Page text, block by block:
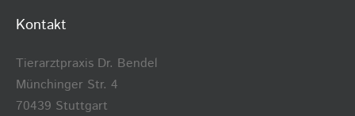
Kontakt
Tierarztpraxis Dr. Bendel
Münchinger Str. 4
70439 Stuttgart